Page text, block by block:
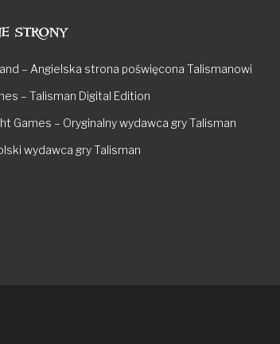
strony
– Angielska strona poświęcona Talismanowi
– Talisman Digital Edition
Games – Oryginalny wydawca gry Talisman
wydawca gry Talisman